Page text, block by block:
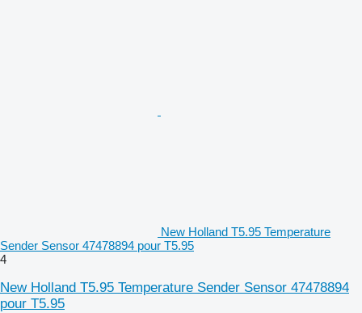
New Holland T5.95 Temperature
Sender Sensor 47478894 pour T5.95
4
New Holland T5.95 Temperature Sender Sensor 47478894
pour T5.95